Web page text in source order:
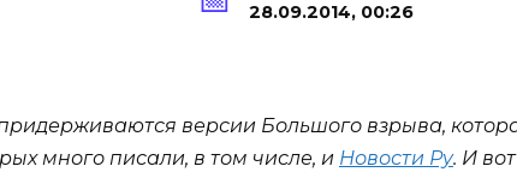
28.09.2014, 00:26
версии Большого взрыва,
много писали, в том числе, и Новости Ру. И